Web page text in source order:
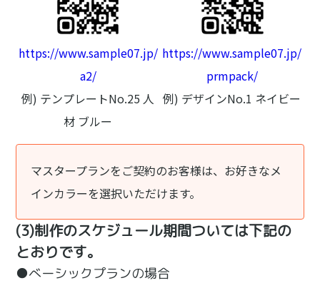
https://www.sample07.jp/
a2/
例) テンプレートNo.25 人
材 ブルー
https://www.sample07.jp/
prmpack/
例) デザインNo.1 ネイビー
マスタープランをご契約のお客様は、お好きなメ
インカラーを選択いただけます。
(3)制作のスケジュール期間ついては下記の
とおりです。
●べーシックプランの場合